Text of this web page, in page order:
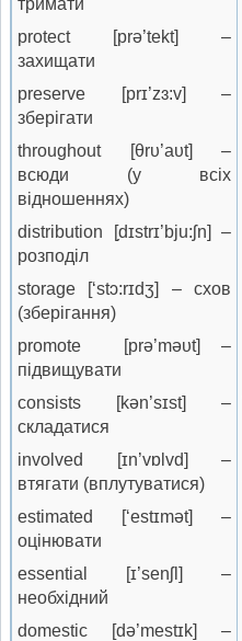
protect [prə’tekt] –
захищати
preserve [prɪ’zɜ:v] –
зберігати
throughout [θrυ’aυt] –
всюди (у всіх
відношеннях)
distribution [̗dɪstrɪ’bju:ʃn] –
розподіл
storage [‘stɔ:rɪdʒ] – схов
(зберігання)
promote [prə’məυt] –
підвищувати
consists [kən’sɪst] –
складатися
involved [ɪn’vɒlvd] –
втягати (вплутуватися)
estimated [‘estɪmət] –
оцінювати
essential [ɪ’senʃl] –
необхідний
domestic [də’mestɪk] –